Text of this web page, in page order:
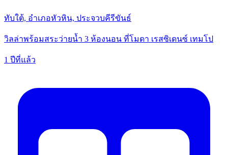
ทับใต้, อำเภอหัวหิน, ประจวบคีรีขันธ์
วิลล่าพร้อมสระว่ายน้ำ 3 ห้องนอน ที่โมดา เรสซิเดนซ์ เทมโป
1 ปีที่แล้ว